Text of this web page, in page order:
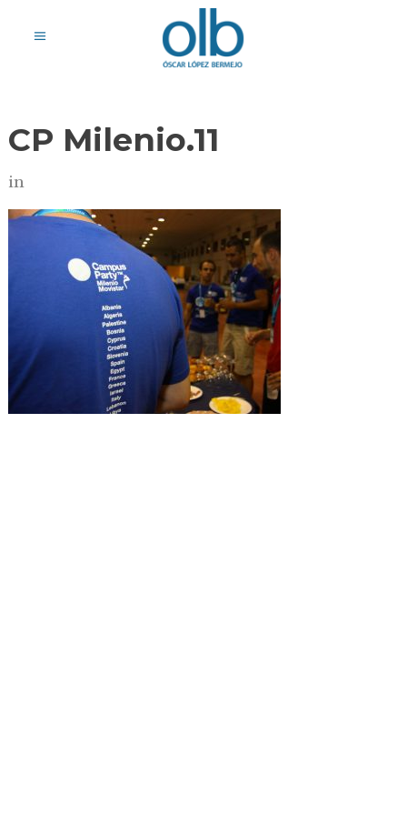
CP Milenio.11
in